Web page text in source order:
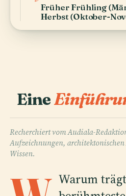
Früher Frühling
Herbst (Oktober-
Eine
Recherchiert vom Audiala-
Aufzeichnungen,
Wissen.
Warum